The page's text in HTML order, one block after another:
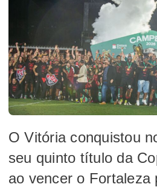
O Vitória conquistou
seu quinto título da
ao vencer o Fortaleza